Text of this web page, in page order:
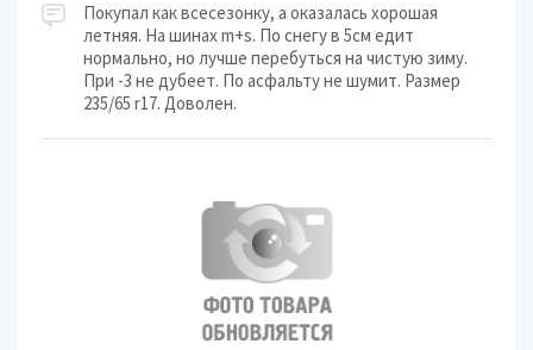
Покупал как всесезонку, а оказалась хорошая
летняя. На шинах m+s. По снегу в 5см едит
нормально, но лучше перебуться на чистую зиму.
При -3 не дубеет. По асфальту не шумит. Размер
235/65 r17. Доволен.